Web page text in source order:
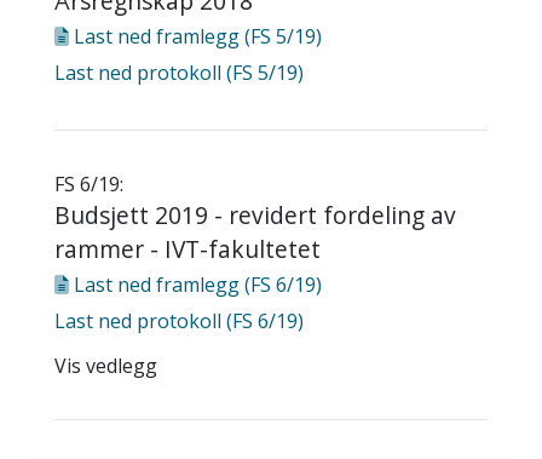
Last ned framlegg (FS 5/19)
Last ned protokoll (FS 5/19)
FS 6/19:
Budsjett 2019 - revidert fordeling av
rammer - IVT-fakultetet
Last ned framlegg (FS 6/19)
Last ned protokoll (FS 6/19)
Vis vedlegg